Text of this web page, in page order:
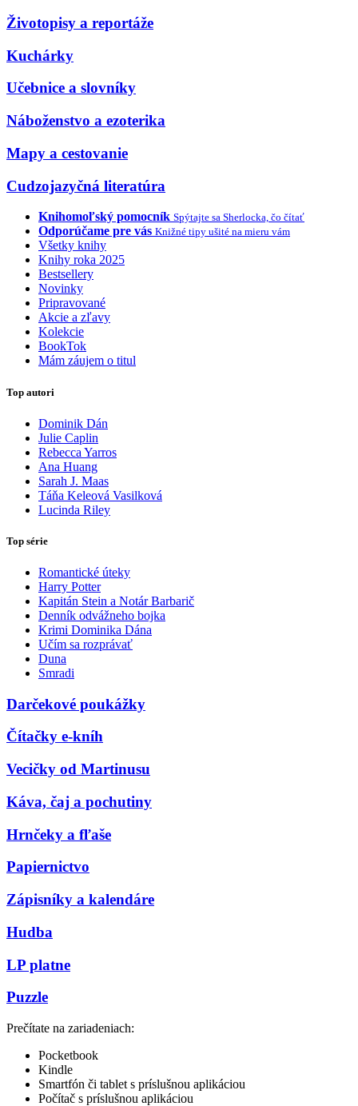
Životopisy a reportáže
Kuchárky
Učebnice a slovníky
Náboženstvo a ezoterika
Mapy a cestovanie
Cudzojazyčná literatúra
Knihomoľský pomocník Spýtajte sa Sherlocka, čo čítať
Odporúčame pre vás Knižné tipy ušité na mieru vám
Všetky knihy
Knihy roka 2025
Bestsellery
Novinky
Pripravované
Akcie a zľavy
Kolekcie
BookTok
Mám záujem o titul
Top autori
Dominik Dán
Julie Caplin
Rebecca Yarros
Ana Huang
Sarah J. Maas
Táňa Keleová Vasilková
Lucinda Riley
Top série
Romantické úteky
Harry Potter
Kapitán Stein a Notár Barbarič
Denník odvážneho bojka
Krimi Dominika Dána
Učím sa rozprávať
Duna
Smradi
Darčekové poukážky
Čítačky e-kníh
Vecičky od Martinusu
Káva, čaj a pochutiny
Hrnčeky a fľaše
Papiernictvo
Zápisníky a kalendáre
Hudba
LP platne
Puzzle
Prečítate na zariadeniach:
Pocketbook
Kindle
Smartfón či tablet s príslušnou aplikáciou
Počítač s príslušnou aplikáciou